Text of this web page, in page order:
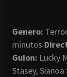
Genero:
minutos
Guion: Lucky
Stasey,